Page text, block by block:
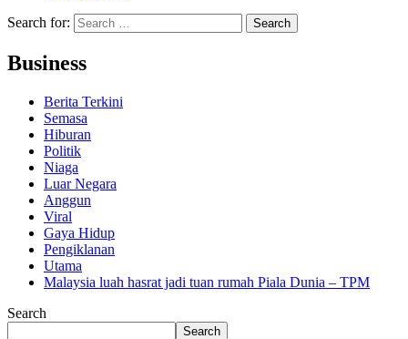
Search for:
Business
Berita Terkini
Semasa
Hiburan
Politik
Niaga
Luar Negara
Anggun
Viral
Gaya Hidup
Pengiklanan
Utama
Malaysia luah hasrat jadi tuan rumah Piala Dunia – TPM
Search
Search